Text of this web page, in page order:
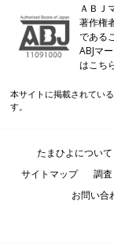
ＡＢＪ
著作権
である
ABJマ
はこ
本サイトに掲載されてい
す。
たまひよについて
サイトマップ
調
お問い合